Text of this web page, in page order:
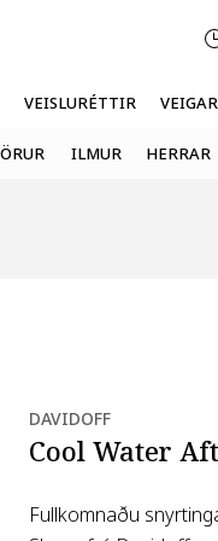
VEISLURÉTTIR VEIGAR
ILMUR HERRAR
DAVIDOFF
Cool Water
Fullkomnaðu